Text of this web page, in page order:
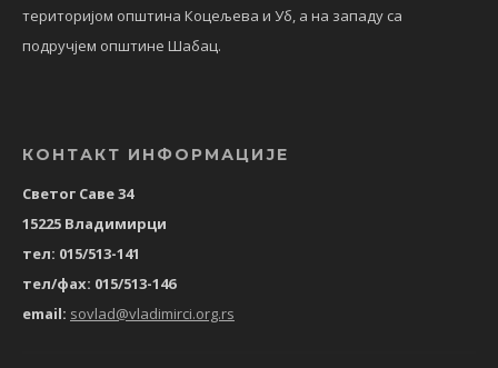
територијом општина Коцељева и Уб, а на западу са
подручјем општине Шабац.
КОНТАКТ ИНФОРМАЦИЈЕ
Светог Саве 34
15225 Владимирци
тел: 015/513-141
тел/фах: 015/513-146
email: sovlad@vladimirci.org.rs